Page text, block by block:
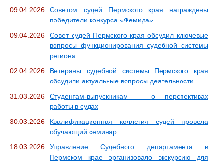
09.04.2026
Советом судей Пермского края награждены
победители конкурса «Фемида»
09.04.2026
Совет судей Пермского края обсудил ключевые
вопросы функционирования судебной системы
региона
02.04.2026
Ветераны судебной системы Пермского края
обсудили актуальные вопросы деятельности
31.03.2026
Студентам-выпускникам – о перспективах
работы в судах
30.03.2026
Квалификационная коллегия судей провела
обучающий семинар
18.03.2026
Управление Судебного департамента в
Пермском крае организовало экскурсию для